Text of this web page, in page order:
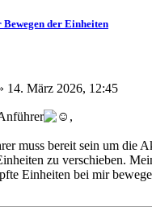
der Einheiten
14. März 2026, 12:45
,
muss bereit sein um die
zu verschieben.
Einheiten bei mir